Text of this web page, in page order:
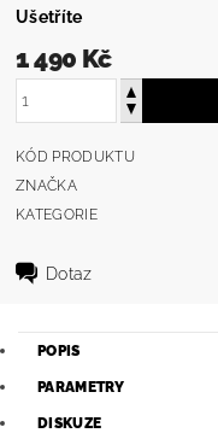
Ušetříte
1 490 Kč
KÓD PRODUKTU
ZNAČKA
KATEGORIE
Dotaz
POPIS
PARAMETRY
DISKUZE